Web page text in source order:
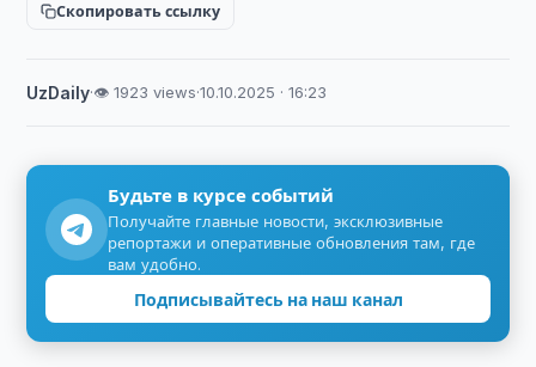
Скопировать ссылку
UzDaily·👁 1923 views·10.10.2025 · 16:23
Будьте в курсе событий
Получайте главные новости, эксклюзивные
репортажи и оперативные обновления там, где
вам удобно.
Подписывайтесь на наш канал